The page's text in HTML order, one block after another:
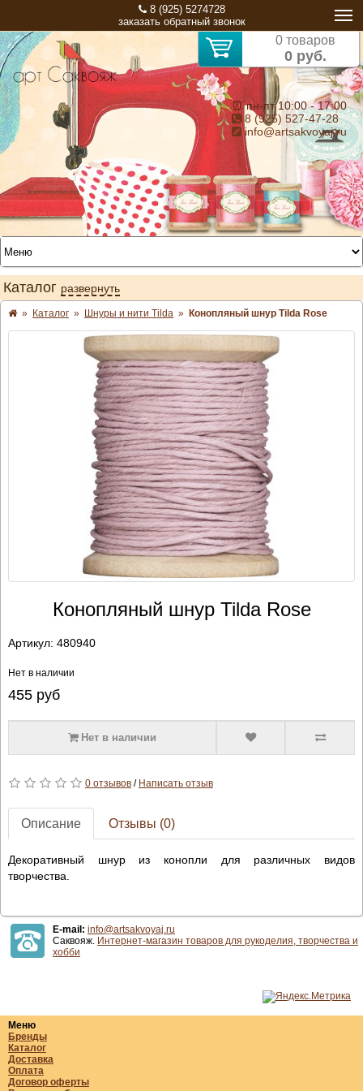
8 (925) 5274728
заказать обратный звонок
0 товаров
0 руб.
⏰ пн-пт 10:00 - 17:00
8 (925) 527-47-28
info@artsakvoyaj.ru
Каталог развернуть
» Каталог » Шнуры и нити Tilda » Конопляный шнур Tilda Rose
Конопляный шнур Tilda Rose
Артикул: 480940
Нет в наличии
455руб
Нет в наличии
0 отзывов/ Написать отзыв
Описание Отзывы (0)
Декоративный шнур из конопли для различных видов
творчества.
E-mail: info@artsakvoyaj.ru
Саквояж. Интернет-магазин товаров для рукоделия, творчества и
хобби
Меню
Бренды
Каталог
Доставка
Оплата
Договор оферты